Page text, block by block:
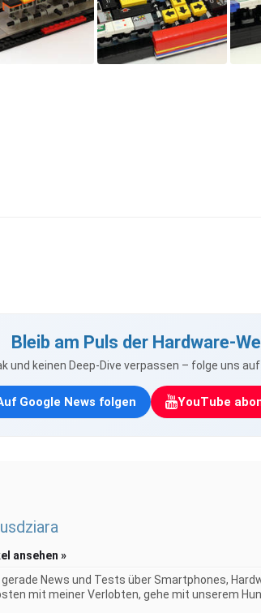
Bleib am Puls der Hardware-
und keinen Deep-Dive verpassen – folge uns
Google News folgen YouTube
ansehen »
News und Tests über Smartphones,
mit meiner Verlobten, gehe mit unserem